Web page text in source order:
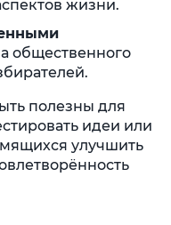
жизни.
общественного
полезны для
идеи или
улучшить